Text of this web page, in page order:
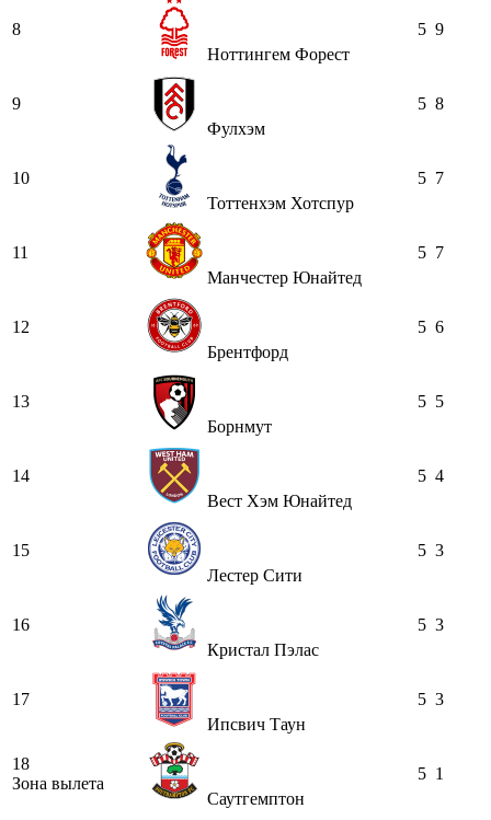
8
Ноттингем Форест
5 9
9
Фулхэм
5 8
10
Тоттенхэм Хотспур
5 7
11
Манчестер Юнайтед
5 7
12
Брентфорд
5 6
13
Борнмут
5 5
14
Вест Хэм Юнайтед
5 4
15
Лестер Сити
5 3
16
Кристал Пэлас
5 3
17
Ипсвич Таун
5 3
18
Зона вылета
Саутгемптон
5 1